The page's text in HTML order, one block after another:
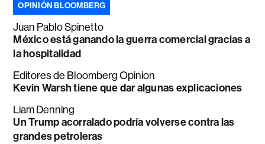
OPINIÓN BLOOMBERG
Juan Pablo Spinetto
México está ganando la guerra comercial gracias a
la hospitalidad
Editores de Bloomberg Opinion
Kevin Warsh tiene que dar algunas explicaciones
Liam Denning
Un Trump acorralado podría volverse contra las
grandes petroleras